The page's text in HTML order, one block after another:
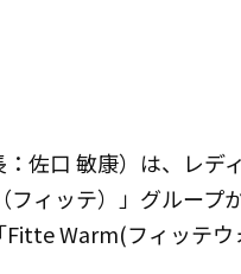
佐口 敏康）は、レデ
フィッテ）」グループ
Warm(フィッテウ